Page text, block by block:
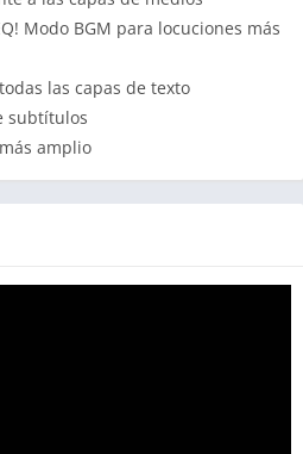
Modo BGM para locuciones más
las capas de texto
subtítulos
amplio